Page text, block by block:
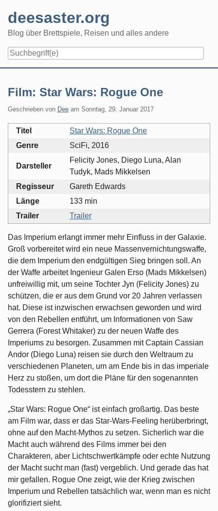
content
deesaster.org
Blog über Brettspiele, Reisen und alles andere
Film: Star Wars: Rogue One
Geschrieben von Dee am Sonntag, 29. Januar 2017
Titel
Star Wars: Rogue One
Genre
SciFi, 2016
Darsteller
Felicity Jones, Diego Luna, Alan
Tudyk, Mads Mikkelsen
Regisseur
Gareth Edwards
Länge
133 min
Trailer
Trailer
Das Imperium erlangt immer mehr Einfluss in der Galaxie.
Groß vorbereitet wird ein neue Massenvernichtungswaffe,
die dem Imperium den endgültigen Sieg bringen soll. An
der Waffe arbeitet Ingenieur Galen Erso (Mads Mikkelsen)
unfreiwillig mit, um seine Tochter Jyn (Felicity Jones) zu
schützen, die er aus dem Grund vor 20 Jahren verlassen
hat. Diese ist inzwischen erwachsen geworden und wird
von den Rebellen entführt, um Informationen von Saw
Gerrera (Forest Whitaker) zu der neuen Waffe des
Imperiums zu besorgen. Zusammen mit Captain Cassian
Andor (Diego Luna) reisen sie durch den Weltraum zu
verschiedenen Planeten, um am Ende bis in das imperiale
Herz zu stoßen, um dort die Pläne für den sogenannten
Todesstern zu stehlen.
„Star Wars: Rogue One“ ist einfach großartig. Das beste
am Film war, dass er das Star-Wars-Feeling herüberbringt,
ohne auf den Macht-Mythos zu setzen. Sicherlich war die
Macht auch während des Films immer bei den
Charakteren, aber Lichtschwertkämpfe oder echte Nutzung
der Macht sucht man (fast) vergeblich. Und gerade das hat
mir gefallen. Rogue One zeigt, wie der Krieg zwischen
Imperium und Rebellen tatsächlich war, wenn man es nicht
glorifiziert sieht.